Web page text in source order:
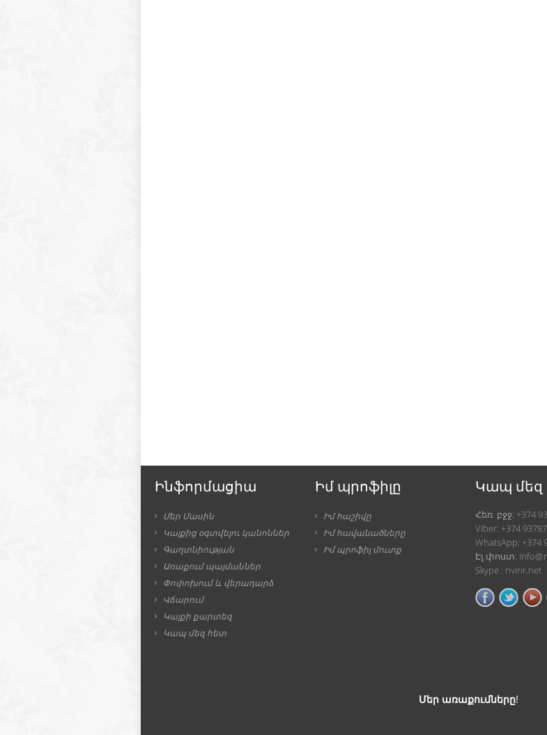
Ինֆորմացիա
Մեր Մասին
Կայքից օգտվելու կանոններ
Գաղտնիության
Առաքում պայմաններ
Փոփոխում և վերադարձ
Վճարում
Կայքի քարտեզ
Կապ մեզ հետ
Իմ պրոֆիլը
Իմ հաշիվը
Իմ հավանածները
Իմ պրոֆիլ մուտք
Կապ մեզ
Հեռ. բջջ: +374
Viber: +374
WhatsApp: +374
Էլ.փոստ:
Skype : nvirir.net
Մեր առաքումները!